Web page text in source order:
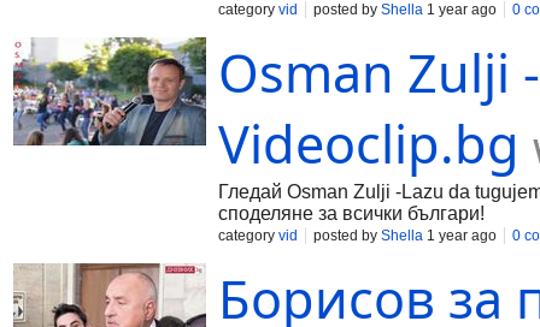
category vid posted by Shella 1 year ago 0
Osman Zulji
Videoclip.bg
Гледай Osman Zulji -Lazu da
споделяне за всички българи!
category vid posted by Shella 1 year ago 0
Борисов за